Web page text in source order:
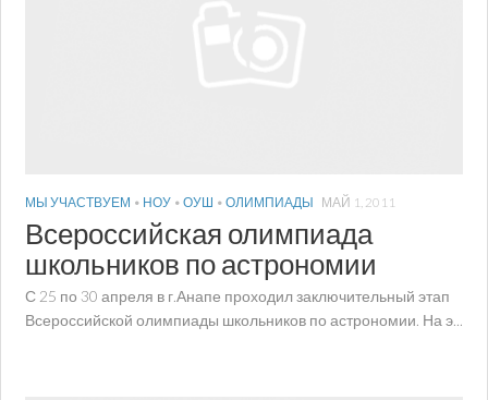
МЫ УЧАСТВУЕМ • НОУ • ОУШ • ОЛИМПИАДЫ МАЙ 1, 2011
Всероссийская олимпиада
школьников по астрономии
С 25 по 30 апреля в г.Анапе проходил заключительный этап
Всероссийской олимпиады школьников по астрономии. На э...